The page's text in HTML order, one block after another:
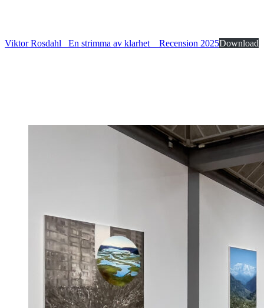
Viktor Rosdahl_ En strimma av klarhet _ Recension 2025Download